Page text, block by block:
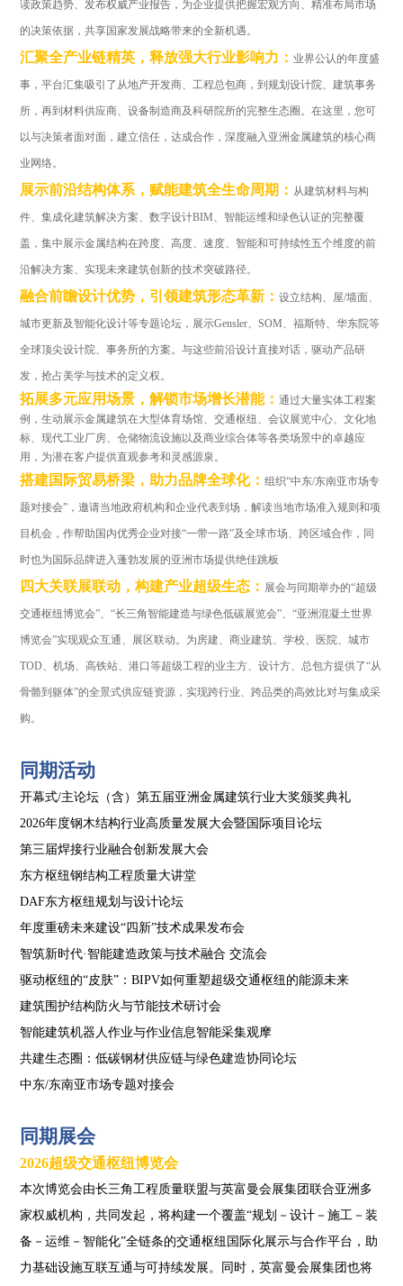
读政策趋势、发布权威产业报告，为企业提供把握宏观方向、精准布局市场
的决策依据，共享国家发展战略带来的全新机遇。
汇聚全产业链精英，释放强大行业影响力：业界公认的年度盛
事，平台汇集吸引了从地产开发商、工程总包商，到规划设计院、建筑事务
所，再到材料供应商、设备制造商及科研院所的完整生态圈。在这里，您可
以与决策者面对面，建立信任，达成合作，深度融入亚洲金属建筑的核心商
业网络。
展示前沿结构体系，赋能建筑全生命周期： 从建筑材料与构
件、集成化建筑解决方案、数字设计BIM、智能运维和绿色认证的完整覆
盖，集中展示金属结构在跨度、高度、速度、智能和可持续性五个维度的前
沿解决方案、实现未来建筑创新的技术突破路径。
融合前瞻设计优势，引领建筑形态革新：设立结构、屋/墙面、
城市更新及智能化设计等专题论坛，展示Gensler、SOM、福斯特、华东院等
全球顶尖设计院、事务所的方案。与这些前沿设计直接对话，驱动产品研
发，抢占美学与技术的定义权。
拓展多元应用场景，解锁市场增长潜能：通过大量实体工程案
例，生动展示金属建筑在大型体育场馆、交通枢纽、会议展览中心、文化地
标、现代工业厂房、仓储物流设施以及商业综合体等各类场景中的卓越应
用，为潜在客户提供直观参考和灵感源泉。
搭建国际贸易桥梁，助力品牌全球化：组织“中东/东南亚市场专
题对接会”，邀请当地政府机构和企业代表到场，解读当地市场准入规则和项
目机会，作帮助国内优秀企业对接“一带一路”及全球市场、跨区域合作，同
时也为国际品牌进入蓬勃发展的亚洲市场提供绝佳跳板
四大关联展联动，构建产业超级生态： 展会与同期举办的“超级
交通枢纽博览会”、“长三角智能建造与绿色低碳展览会”、“亚洲混凝土世界
博览会”实现观众互通、展区联动。为房建、商业建筑、学校、医院、城市
TOD、机场、高铁站、港口等超级工程的业主方、设计方、总包方提供了“从
骨骼到躯体”的全景式供应链资源，实现跨行业、跨品类的高效比对与集成采
购。
同期活动
开幕式/主论坛（含）第五届亚洲金属建筑行业大奖颁奖典礼
2026年度钢木结构行业高质量发展大会暨国际项目论坛
第三届焊接行业融合创新发展大会
东方枢纽钢结构工程质量大讲堂
DAF东方枢纽规划与设计论坛
年度重磅未来建设“四新”技术成果发布会
智筑新时代·智能建造政策与技术融合 交流会
驱动枢纽的“皮肤”：BIPV如何重塑超级交通枢纽的能源未来
建筑围护结构防火与节能技术研讨会
智能建筑机器人作业与作业信息智能采集观摩
共建生态圈：低碳钢材供应链与绿色建造协同论坛
中东/东南亚市场专题对接会
同期展会
2026超级交通枢纽博览会
本次博览会由长三角工程质量联盟与英富曼会展集团联合亚洲多
家权威机构，共同发起，将构建一个覆盖“规划－设计－施工－装
备－运维－智能化”全链条的交通枢纽国际化展示与合作平台，助
力基础设施互联互通与可持续发展。同时，英富曼会展集团也将